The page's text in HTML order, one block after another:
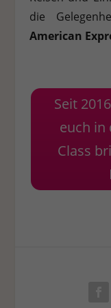
die
American
Seit
euch in
Class